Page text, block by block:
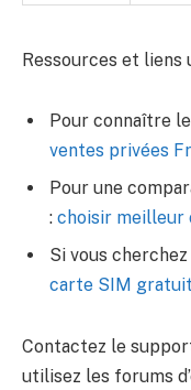
Ressources et liens
Pour connaître
ventes privées
Pour une
: choisir meilleur
Si vous
carte SIM
Contactez le
utilisez les forums